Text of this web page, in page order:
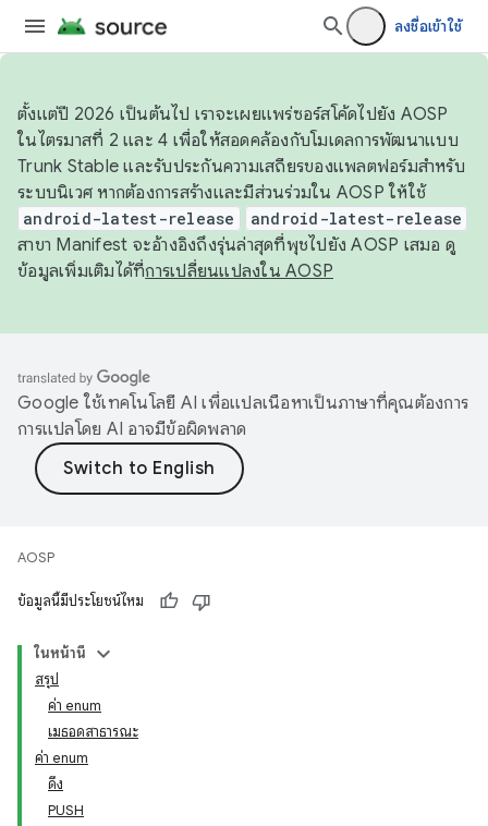
ลงชื่อเข้าใช้
ตั้งแต่ปี 2026 เป็นต้นไป เราจะเผยแพร่ซอร์สโค้ดไปยัง AOSP
ในไตรมาสที่ 2 และ 4 เพื่อให้สอดคล้องกับโมเดลการพัฒนาแบบ
Trunk Stable และรับประกันความเสถียรของแพลตฟอร์มสำหรับ
ระบบนิเวศ หากต้องการสร้างและมีส่วนร่วมใน AOSP ให้ใช้
android-latest-release android-latest-release
สาขา Manifest จะอ้างอิงถึงรุ่นล่าสุดที่พุชไปยัง AOSP เสมอ ดู
ข้อมูลเพิ่มเติมได้ที่การเปลี่ยนแปลงใน AOSP
Google ใช้เทคโนโลยี AI เพื่อแปลเนื้อหาเป็นภาษาที่คุณต้องการ
การแปลโดย AI อาจมีข้อผิดพลาด
AOSP
ข้อมูลนี้มีประโยชน์ไหม
ในหน้านี้
สรุป
ค่า enum
เมธอดสาธารณะ
ค่า enum
ดึง
PUSH